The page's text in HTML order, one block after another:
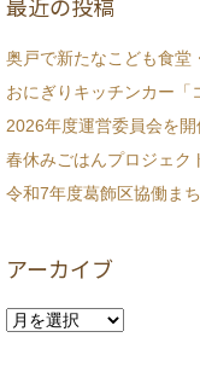
最近の投稿
奥戸で新たなこども食堂
おにぎりキッチンカー「
2026年度運営委員会を開
春休みごはんプロジェク
令和7年度葛飾区協働ま
アーカイブ
ア